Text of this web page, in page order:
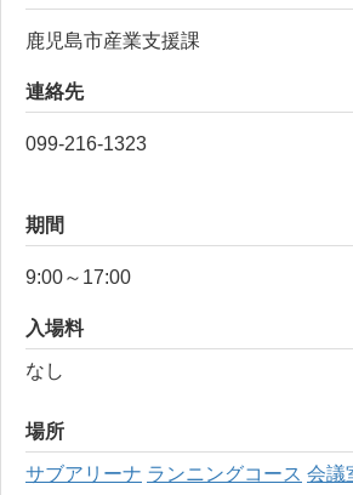
鹿児島市産業支援課
連絡先
099-216-1323
期間
9:00～17:00
入場料
なし
場所
サブアリーナ ランニングコース 会議